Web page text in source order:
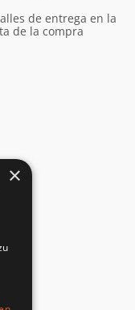
de entrega en la
de la compra
×